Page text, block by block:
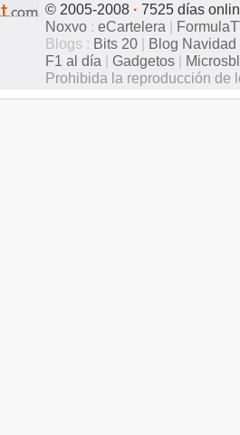
© 2005-2008 · 7525 días
Noxvo : eCartelera |
Blogs : Bits 20 | Blog Navidad
F1 al día | Gadgetos |
Prohibida la reproducción de